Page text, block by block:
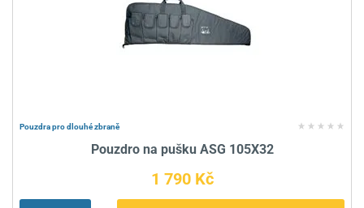
Pouzdra pro dlouhé zbraně
Pouzdro na pušku ASG 105X32
1 790 Kč